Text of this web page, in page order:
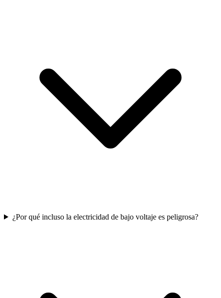
¿Por qué incluso la electricidad de bajo voltaje es peligrosa?